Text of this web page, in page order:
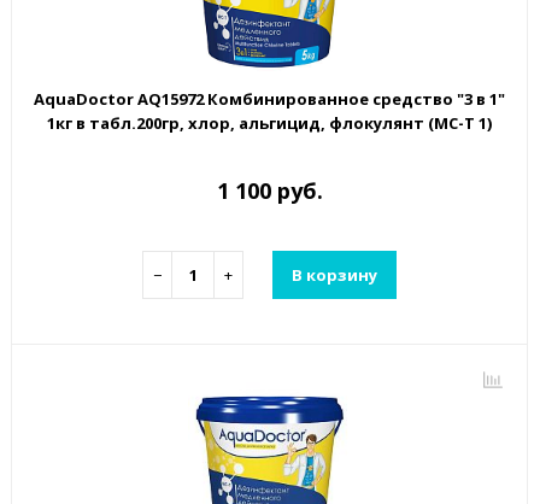
AquaDoctor AQ15972 Комбинированное средство "3 в 1"
1кг в табл.200гр, хлор, альгицид, флокулянт (MC-T 1)
1 100 руб.
− + В корзину